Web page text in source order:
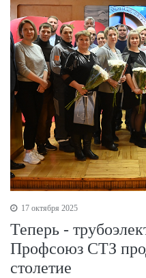
17 октября 2025
Теперь -
Профсоюз СТЗ
столетие